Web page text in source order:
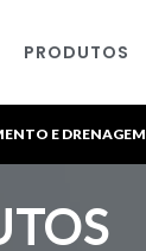
PRODUTOS
E DRENAGEM